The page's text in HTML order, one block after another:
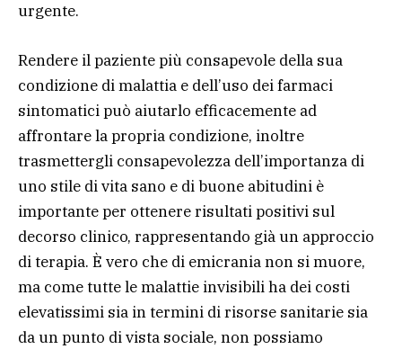
urgente.
Rendere il paziente più consapevole della sua
condizione di malattia e dell’uso dei farmaci
sintomatici può aiutarlo efficacemente ad
affrontare la propria condizione, inoltre
trasmettergli consapevolezza dell’importanza di
uno stile di vita sano e di buone abitudini è
importante per ottenere risultati positivi sul
decorso clinico, rappresentando già un approccio
di terapia. È vero che di emicrania non si muore,
ma come tutte le malattie invisibili ha dei costi
elevatissimi sia in termini di risorse sanitarie sia
da un punto di vista sociale, non possiamo